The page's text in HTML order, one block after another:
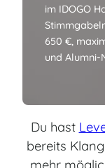
im IDOGO
650 €,
und Alumni-
Du hast
bereits